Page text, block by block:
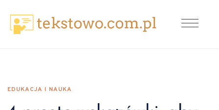
EDUKACJA I NAUKA